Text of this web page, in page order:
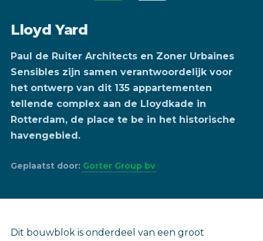
Lloyd Yard
Paul de Ruiter Architects en Zoner Urbaines
Sensibles zijn samen verantwoordelijk voor
het ontwerp van dit 135 appartementen
tellende complex aan de Lloydkade in
Rotterdam, de place te be in het historische
havengebied.
Geplaatst door: Gorter Group bv
Dit bouwblok is onderdeel van een groot